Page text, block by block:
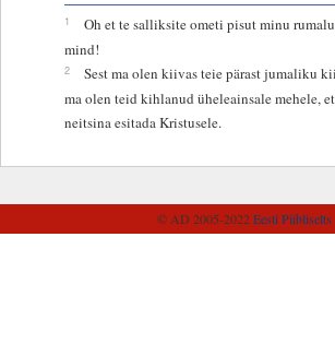
1
Oh et te salliksite ometi pisut minu
mind!
2
Sest ma olen kiivas teie pärast jumaliku
ma olen teid kihlanud üheleainsale mehele,
neitsina esitada Kristusele.
© AD 2005-2022Eesti Piibliselts